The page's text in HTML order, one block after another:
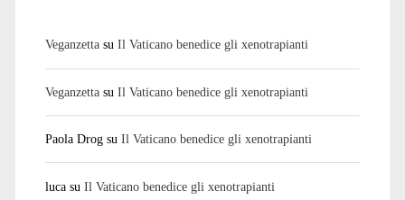
Veganzettasu Il Vaticano benedice gli xenotrapianti
Veganzettasu Il Vaticano benedice gli xenotrapianti
Paola Drogsu Il Vaticano benedice gli xenotrapianti
lucasu Il Vaticano benedice gli xenotrapianti